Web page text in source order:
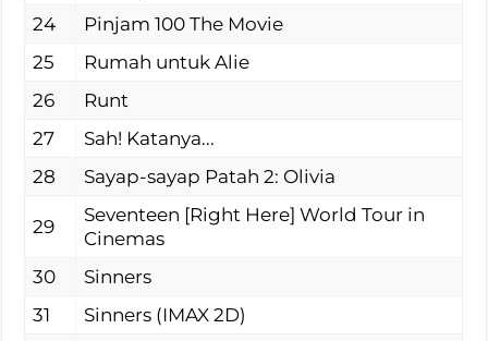
24
Pinjam 100 The Movie
25
Rumah untuk Alie
26
Runt
27
Sah! Katanya...
28
Sayap-sayap Patah 2: Olivia
29
Seventeen [Right Here] World Tour in
Cinemas
30
Sinners
31
Sinners (IMAX 2D)